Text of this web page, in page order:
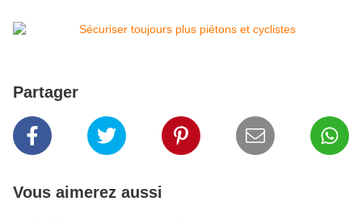
Partager
Vous aimerez aussi